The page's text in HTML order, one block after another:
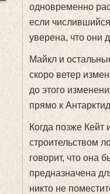
одновременно
если
уверена, что они
Майкл и
скоро ветер
до этого
прямо к
Когда позже Кейт
строительством
говорит, что она
предназначена
никто не